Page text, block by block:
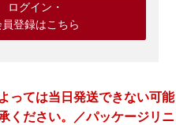
ログイン・
員登録はこちら
っては当日発送できない可能
ください。／パッケージリニ